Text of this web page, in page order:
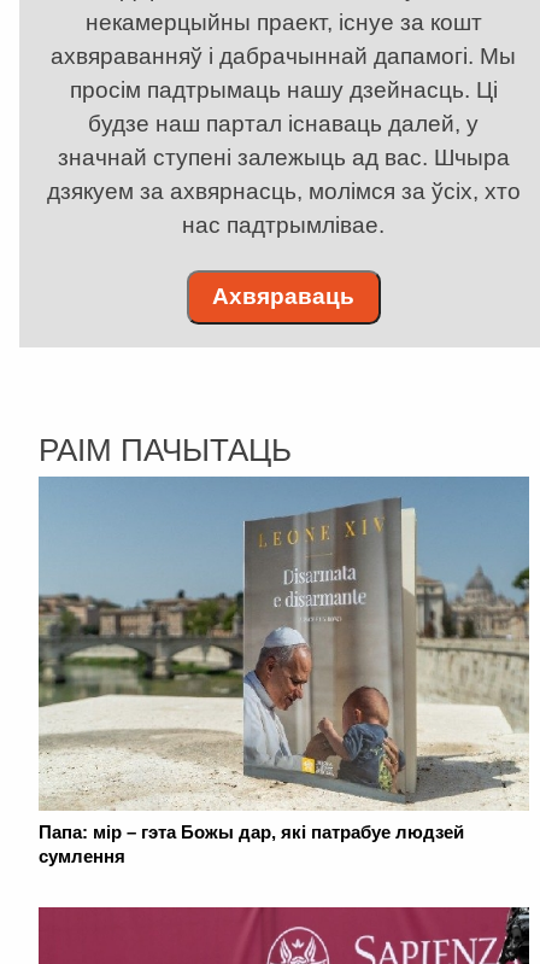
некамерцыйны праект, існуе за кошт
ахвяраванняў і дабрачыннай дапамогі. Мы
просім падтрымаць нашу дзейнасць. Ці
будзе наш партал існаваць далей, у
значнай ступені залежыць ад вас. Шчыра
дзякуем за ахвярнасць, молімся за ўсіх, хто
нас падтрымлівае.
Ахвяраваць
РАІМ ПАЧЫТАЦЬ
Папа: мір – гэта Божы дар, які патрабуе людзей
сумлення